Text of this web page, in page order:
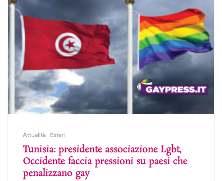
Attualità Esteri
Tunisia: presidente associazione Lgbt,
Occidente faccia pressioni su paesi che
penalizzano gay